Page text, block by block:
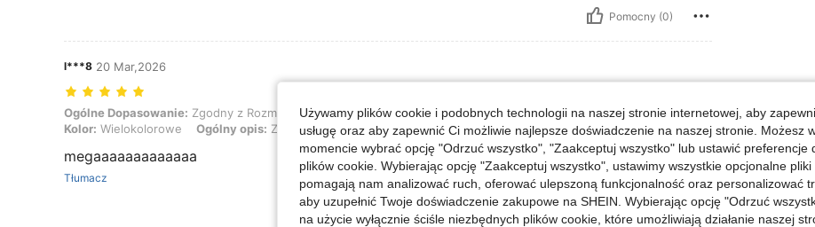
Pomocny (0)
l***8 20 Mar,2026
Ogólne Dopasowanie: Zgodny z Rozmiarem, Kolor: Wielokolorowe, Ogólny opis: Złoty brąz, Długość peruki: 18 inch
Ogólne Dopasowanie: Zgodny z Rozmiarem
Kolor: Wielokolorowe Ogólny opis: Złoty brąz Długość peruki:18 inch
megaaaaaaaaaaaaa
Tłumacz
Pomocny (0)
Używamy plików cookie i podobnych technologii na naszej stronie internetowej, aby
usługę oraz aby zapewnić Ci możliwie najlepsze doświadczenie na naszej stronie. Możesz
momencie wybrać opcję "Odrzuć wszystko", "Zaakceptuj wszystko" lub ustawić preferencje
plików cookie. Wybierając opcję "Zaakceptuj wszystko", ustawimy wszystkie opcjonalne
pomagają nam analizować ruch, oferować ulepszoną funkcjonalność oraz personalizować
aby uzupełnić Twoje doświadczenie zakupowe na SHEIN. Wybierając opcję "Odrzuć
na użycie wyłącznie ściśle niezbędnych plików cookie, które umożliwiają działanie naszej